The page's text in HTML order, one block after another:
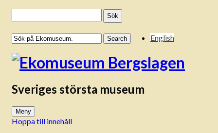
efter:
English
Sveriges största museum
Meny
Hoppa till innehåll